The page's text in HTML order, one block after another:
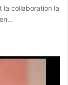
la collaboration la